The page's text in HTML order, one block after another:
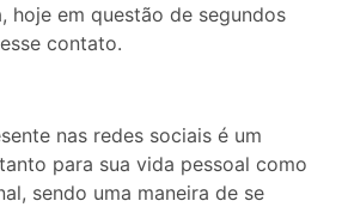
hoje em questão de segundos
contato.
nas redes sociais é um
para sua vida pessoal como
sendo uma maneira de se